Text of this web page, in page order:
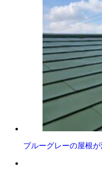
ブルーグレーの屋根